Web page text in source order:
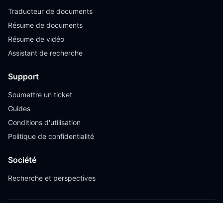
Traducteur de documents
Résume de documents
Résume de vidéo
Assistant de recherche
Support
Soumettre un ticket
Guides
Conditions d'utilisation
Politique de confidentialité
Société
Recherche et perspectives